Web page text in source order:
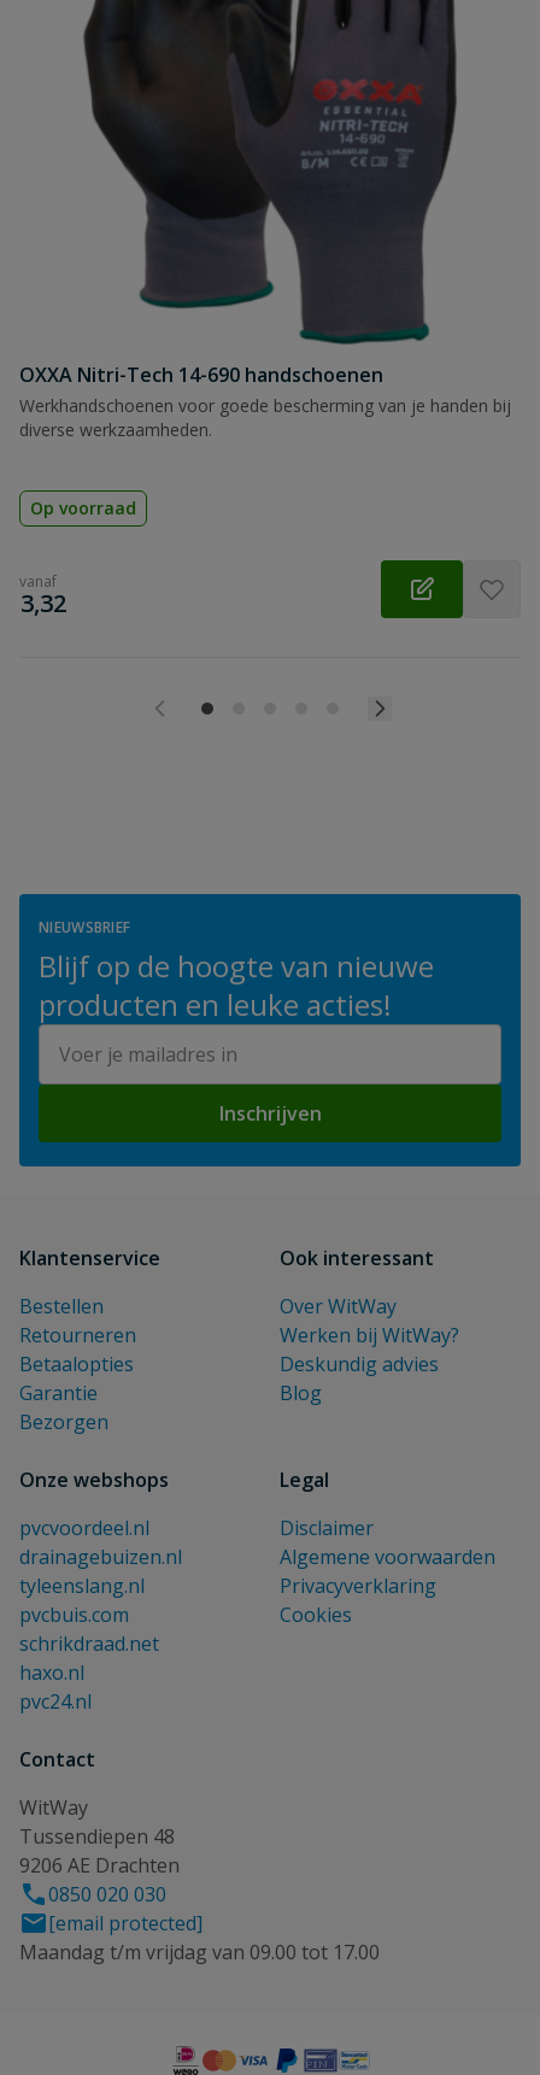
OXXA Nitri-Tech 14-690 handschoenen
Werkhandschoenen voor goede bescherming van je handen bij
diverse werkzaamheden.
Op voorraad
vanaf
€
3,32
NIEUWSBRIEF
Blijf op de hoogte van nieuwe
producten en leuke acties!
E-mailadres
Inschrijven
Klantenservice
Bestellen
Retourneren
Betaalopties
Garantie
Bezorgen
Ook interessant
Over WitWay
Werken bij WitWay?
Deskundig advies
Blog
Onze webshops
pvcvoordeel.nl
drainagebuizen.nl
tyleenslang.nl
pvcbuis.com
schrikdraad.net
haxo.nl
pvc24.nl
Legal
Disclaimer
Algemene voorwaarden
Privacyverklaring
Cookies
Contact
WitWay
Tussendiepen 48
9206 AE Drachten
0850 020 030
[email protected]
Maandag t/m vrijdag van 09.00 tot 17.00